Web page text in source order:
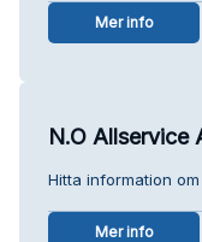
Mer info
N.O Allservice
Hitta information
Mer info